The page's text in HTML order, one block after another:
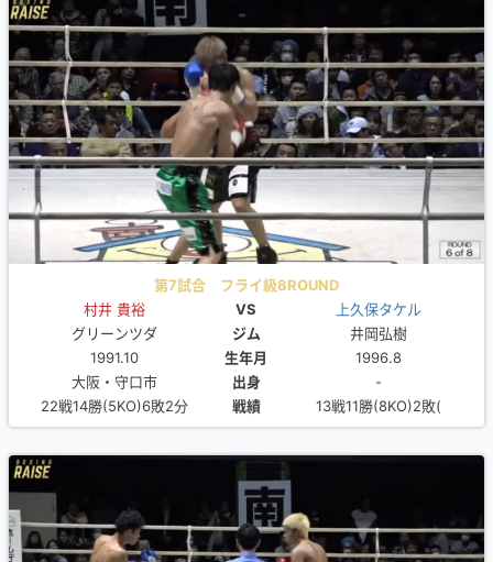
第7試合 フライ級8ROUND
村井 貴裕
VS
上久保タケル
グリーンツダ
ジム
井岡弘樹
1991.10
生年月
1996.8
大阪・守口市
出身
-
22戦14勝(5KO)6敗2分
戦績 13戦11勝(8KO)2敗(